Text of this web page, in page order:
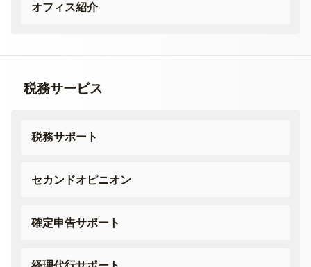
オフィス紹介
税務サービス
税務サポート
セカンドオピニオン
確定申告サポート